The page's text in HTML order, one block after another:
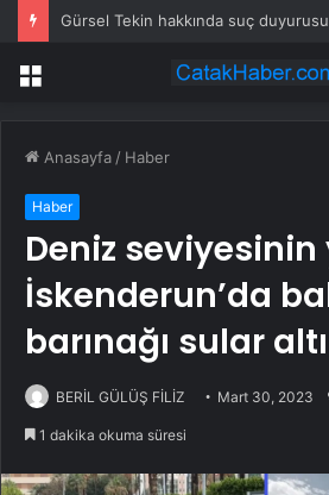
Gürsel Tekin hakkında suç duyurusu
Menü
Anasayfa / Haber
Haber
Deniz
İskenderun’da
barınağı sular
BERİL GÜLÜŞ FİLİZ Mart 30, 2023
1 dakika okuma süresi